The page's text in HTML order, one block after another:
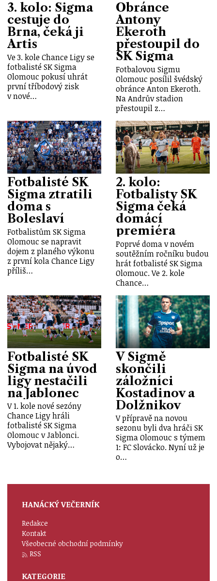
3. kolo: Sigma
cestuje do
Brna, čeká ji
Artis
Ve 3. kole Chance Ligy se
fotbalisté SK Sigma
Olomouc pokusí uhrát
první tříbodový zisk
v nové…
Obránce
Antony
Ekeroth
přestoupil do
SK Sigma
Fotbalovou Sigmu
Olomouc posílil švédský
obránce Anton Ekeroth.
Na Andrův stadion
přestoupil z…
Fotbalisté SK
Sigma ztratili
doma s
Boleslaví
Fotbalistům SK Sigma
Olomouc se napravit
dojem z planého výkonu
z první kola Chance Ligy
příliš…
2. kolo:
Fotbalisty SK
Sigma čeká
domácí
premiéra
Poprvé doma v novém
soutěžním ročníku budou
hrát fotbalisté SK Sigma
Olomouc. Ve 2. kole
Chance…
Fotbalisté SK
Sigma na úvod
ligy nestačili
na Jablonec
V 1. kole nové sezóny
Chance Ligy hráli
fotbalisté SK Sigma
Olomouc v Jablonci.
Vybojovat nějaký…
V Sigmě
skončili
záložníci
Kostadinov a
Dolžnikov
V přípravě na novou
sezonu byli dva hráči SK
Sigma Olomouc s týmem
1: FC Slovácko. Nyní už je
o…
HANÁCKÝ VEČERNÍK
Redakce
Kontakt
Všeobecné obchodní podmínky
RSS
KATEGORIE